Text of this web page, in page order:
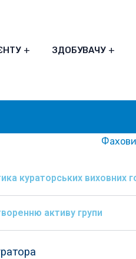
ЗДОБУВАЧУ
кураторських виховних
активу групи